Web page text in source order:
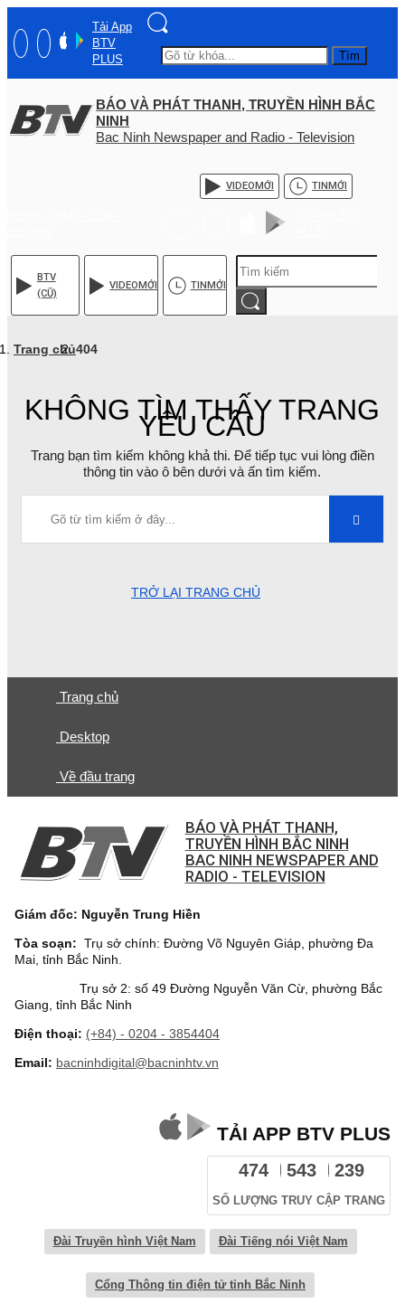
Tải App
BTV
PLUS
Tìm
BÁO VÀ PHÁT THANH, TRUYỀN HÌNH BẮC
NINH
Bac Ninh Newspaper and Radio - Television
VIDEOMỚI TINMỚI
BTV
(CŨ)
VIDEOMỚI TINMỚI
Trang chủ404
KHÔNG TÌM THẤY TRANG
YÊU CẦU
Trang bạn tìm kiếm không khả thi. Để tiếp tục vui lòng điền
thông tin vào ô bên dưới và ấn tìm kiếm.
TRỞ LẠI TRANG CHỦ
Trang chủ
Desktop
Về đầu trang
BÁO VÀ PHÁT THANH,
TRUYỀN HÌNH BẮC NINH
BAC NINH NEWSPAPER AND
RADIO - TELEVISION
Giám đốc: Nguyễn Trung Hiền
Tòa soạn: Trụ sở chính: Đường Võ Nguyên Giáp, phường Đa
Mai, tỉnh Bắc Ninh.
Trụ sở 2: số 49 Đường Nguyễn Văn Cừ, phường Bắc
Giang, tỉnh Bắc Ninh
Điện thoại: (+84) - 0204 - 3854404
Email: bacninhdigital@bacninhtv.vn
TẢI APP BTV PLUS
474 543 239
SỐ LƯỢNG TRUY CẬP TRANG
Đài Truyền hình Việt Nam Đài Tiếng nói Việt Nam
Cổng Thông tin điện tử tỉnh Bắc Ninh